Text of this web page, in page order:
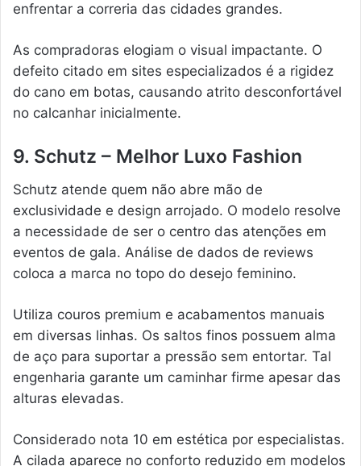
enfrentar a correria das cidades grandes.
As compradoras elogiam o visual impactante. O
defeito citado em sites especializados é a rigidez
do cano em botas, causando atrito desconfortável
no calcanhar inicialmente.
9. Schutz – Melhor Luxo Fashion
Schutz atende quem não abre mão de
exclusividade e design arrojado. O modelo resolve
a necessidade de ser o centro das atenções em
eventos de gala. Análise de dados de reviews
coloca a marca no topo do desejo feminino.
Utiliza couros premium e acabamentos manuais
em diversas linhas. Os saltos finos possuem alma
de aço para suportar a pressão sem entortar. Tal
engenharia garante um caminhar firme apesar das
alturas elevadas.
Considerado nota 10 em estética por especialistas.
A cilada aparece no conforto reduzido em modelos